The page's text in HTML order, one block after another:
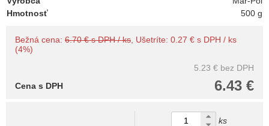
Hmotnosť
500 g
Bežná cena: 6.70 € s DPH / ks , Ušetríte: 0.27 € s DPH / ks
(4%)
5.23 € bez DPH
6.43 €
Cena s DPH
ks